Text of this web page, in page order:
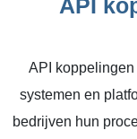
API
API
systemen en
bedrijven hun